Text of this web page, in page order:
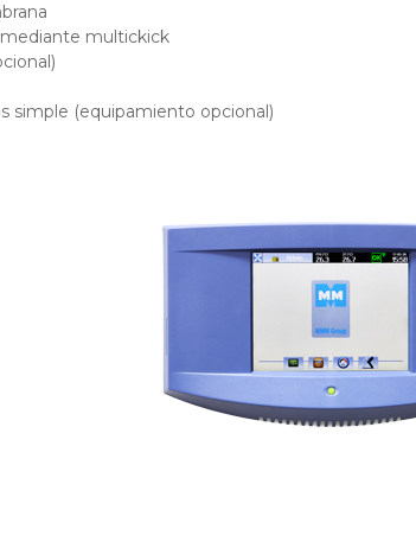
mediante multickick
simple (equipamiento opcional)